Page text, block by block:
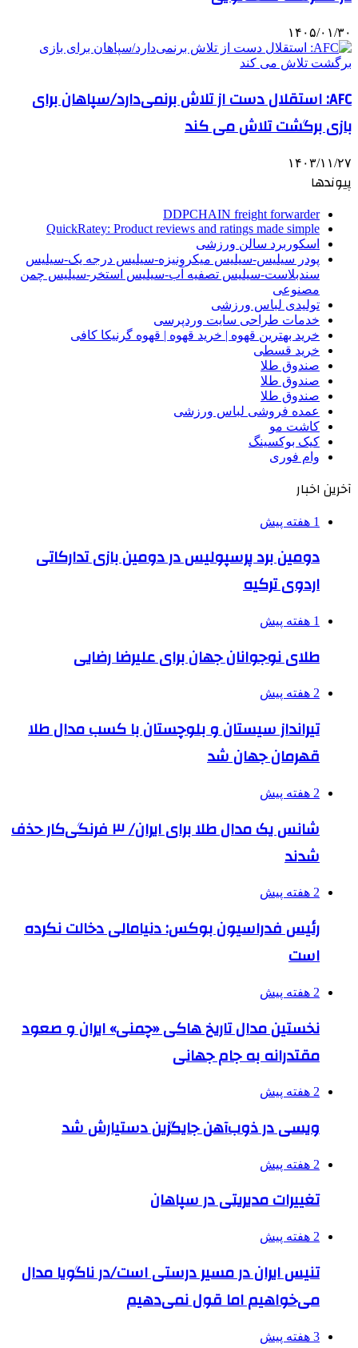
۱۴۰۵/۰۱/۳۰
AFC: استقلال دست از تلاش برنمی‌دارد/سپاهان برای
بازی برگشت تلاش می کند
۱۴۰۳/۱۱/۲۷
پیوندها
DDPCHAIN freight forwarder
QuickRatey: Product reviews and ratings made simple
اسکوربرد سالن ورزشی
پودر سیلیس-سیلیس میکرونیزه-سیلیس درجه یک-سیلیس
سندبلاست-سیلیس تصفیه آب-سیلیس استخر-سیلیس چمن
مصنوعی
تولیدی لباس ورزشی
خدمات طراحی سایت وردپرسی
خرید بهترین قهوه | خرید قهوه | قهوه گرنیکا کافی
خرید قسطی
صندوق طلا
صندوق طلا
صندوق طلا
عمده فروشی لباس ورزشی
کاشت مو
کیک بوکسینگ
وام فوری
آخرین اخبار
1 هفته پیش
دومین برد پرسپولیس در دومین بازی تدارکاتی
اردوی ترکیه
1 هفته پیش
طلای نوجوانان جهان برای علیرضا رضایی
2 هفته پیش
تیرانداز سیستان و بلوچستان با کسب مدال طلا
قهرمان جهان شد
2 هفته پیش
شانس یک مدال طلا برای ایران/ ۳ فرنگی‌کار حذف
شدند
2 هفته پیش
رئیس فدراسیون بوکس: دنیامالی دخالت نکرده
است
2 هفته پیش
نخستین مدال تاریخ هاکی «چمنی» ایران و صعود
مقتدرانه به جام جهانی
2 هفته پیش
ویسی در ذوب‌آهن جایگزین دستیارش شد
2 هفته پیش
تغییرات مدیریتی در سپاهان
2 هفته پیش
تنیس ایران در مسیر درستی است/در ناگویا مدال
می‌خواهیم اما قول نمی‌دهیم
3 هفته پیش